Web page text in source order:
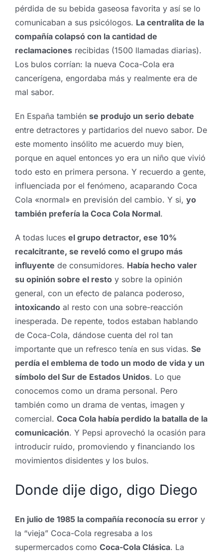
pérdida de su bebida gaseosa favorita y así se lo
comunicaban a sus psicólogos. La centralita de la
compañía colapsó con la cantidad de
reclamacionesrecibidas (1500 llamadas diarias).
Los bulos corrían: la nueva Coca-Cola era
cancerígena, engordaba más y realmente era de
mal sabor.
En España también se produjo un serio debate
entre detractores y partidarios del nuevo sabor. De
este momento insólito me acuerdo muy bien,
porque en aquel entonces yo era un niño que vivió
todo esto en primera persona. Y recuerdo a gente,
influenciada por el fenómeno, acaparando Coca
Cola «normal» en previsión del cambio. Y si, yo
también prefería la Coca Cola Normal.
A todas luces el grupo detractor, ese 10%
recalcitrante, se reveló como el grupo más
influyente de consumidores. Había hecho valer
su opinión sobre el restoy sobre la opinión
general, con un efecto de palanca poderoso,
intoxicandoal resto con una sobre-reacción
inesperada. De repente, todos estaban hablando
de Coca-Cola, dándose cuenta del rol tan
importante que un refresco tenía en sus vidas. Se
perdía el emblema de todo un modo de vida y un
símbolo del Sur de Estados Unidos. Lo que
conocemos como un drama personal. Pero
también como un drama de ventas, imagen y
comercial. Coca Cola había perdido la batalla de la
comunicación. Y Pepsi aprovechó la ocasión para
introducir ruido, promoviendo y financiando los
movimientos disidentes y los bulos.
Donde dije digo, digo Diego
En julio de 1985 la compañía reconocía su errory
la “vieja” Coca-Cola regresaba a los
supermercados como Coca-Cola Clásica. La